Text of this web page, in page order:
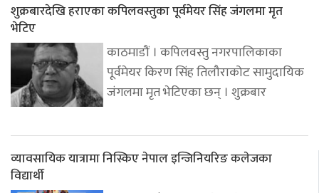
शुक्रबारदेखि हराएका कपिलवस्तुका पूर्वमेयर सिंह जंगलमा मृत
भेटिए
काठमाडौं । कपिलवस्तु नगरपालिकाका
पूर्वमेयर किरण सिंह तिलौराकोट सामुदायिक
जंगलमा मृत भेटिएका छन् । शुक्रबार
व्यावसायिक यात्रामा निस्किए नेपाल इन्जिनियरिङ कलेजका
विद्यार्थी